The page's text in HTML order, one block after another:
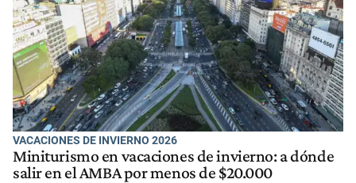
VACACIONES DE INVIERNO 2026
Miniturismo en vacaciones de invierno: a dónde
salir en el AMBA por menos de $20.000